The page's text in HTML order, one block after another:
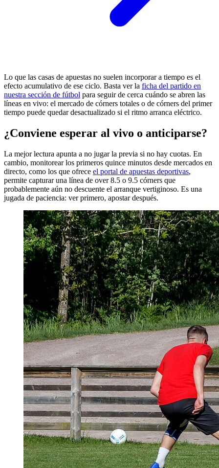
Lo que las casas de apuestas no suelen incorporar a tiempo es el
efecto acumulativo de ese ciclo. Basta ver la ficha del partido en
nuestra sección de fútbol para seguir de cerca cuándo se abren las
líneas en vivo: el mercado de córners totales o de córners del primer
tiempo puede quedar desactualizado si el ritmo arranca eléctrico.
¿Conviene esperar al vivo o anticiparse?
La mejor lectura apunta a no jugar la previa si no hay cuotas. En
cambio, monitorear los primeros quince minutos desde mercados en
directo, como los que ofrece el portal de apuestas deportivas,
permite capturar una línea de over 8.5 o 9.5 córners que
probablemente aún no descuente el arranque vertiginoso. Es una
jugada de paciencia: ver primero, apostar después.